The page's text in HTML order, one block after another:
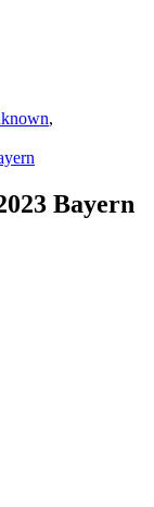
,
Bayern